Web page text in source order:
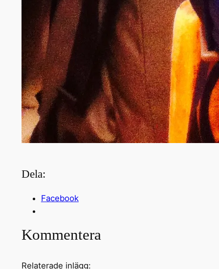
Dela:
Facebook
Kommentera
Relaterade inlägg: